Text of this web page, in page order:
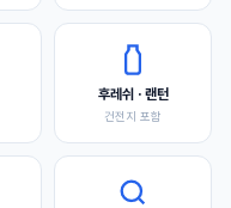
후레쉬 · 랜턴
건전지 포함